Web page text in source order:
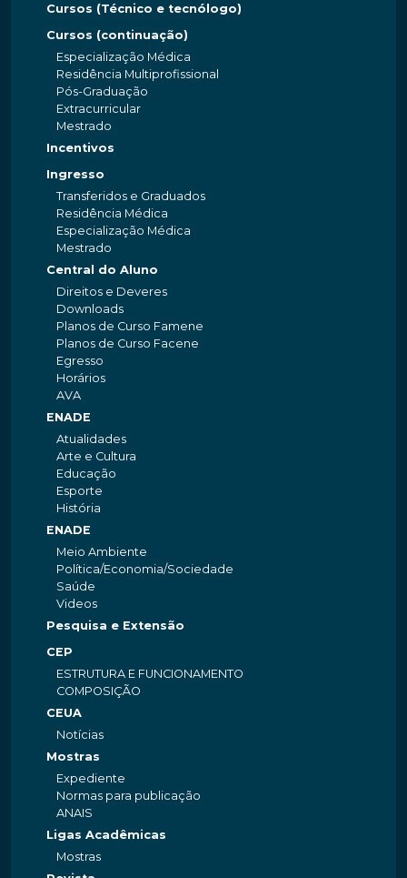
Cursos (Técnico e tecnólogo)
Cursos (continuação)
Especialização Médica
Residência Multiprofissional
Pós-Graduação
Extracurricular
Mestrado
Incentivos
Ingresso
Transferidos e Graduados
Residência Médica
Especialização Médica
Mestrado
Central do Aluno
Direitos e Deveres
Downloads
Planos de Curso Famene
Planos de Curso Facene
Egresso
Horários
AVA
ENADE
Atualidades
Arte e Cultura
Educação
Esporte
História
ENADE
Meio Ambiente
Política/Economia/Sociedade
Saúde
Videos
Pesquisa e Extensão
CEP
ESTRUTURA E FUNCIONAMENTO
COMPOSIÇÃO
CEUA
Notícias
Mostras
Expediente
Normas para publicação
ANAIS
Ligas Acadêmicas
Mostras